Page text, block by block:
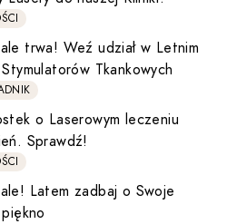
trwa! Weź udział w Letnim
Tkankowych
o Laserowym leczeniu
Sprawdź!
Latem zadbaj o Swoje